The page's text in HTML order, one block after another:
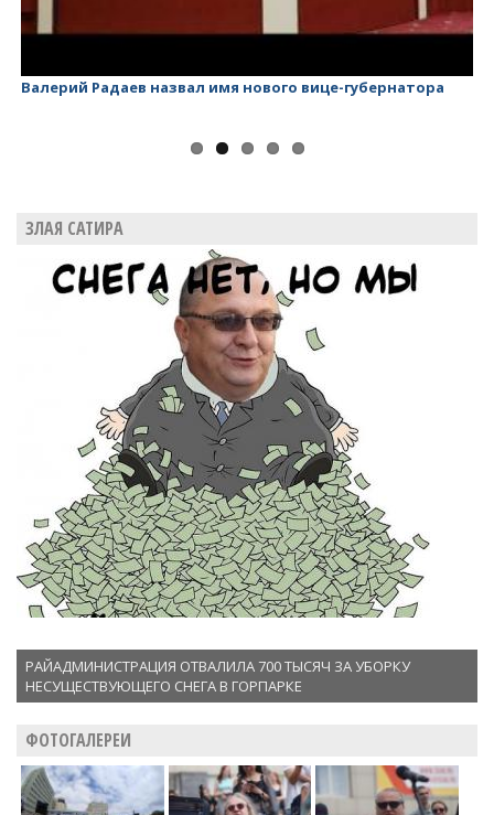
Валерий Радаев - губернатор, у которого ничего нет!
ЗЛАЯ САТИРА
РАЙАДМИНИСТРАЦИЯ ОТВАЛИЛА 700 ТЫСЯЧ ЗА УБОРКУ
НЕСУЩЕСТВУЮЩЕГО СНЕГА В ГОРПАРКЕ
ФОТОГАЛЕРЕИ